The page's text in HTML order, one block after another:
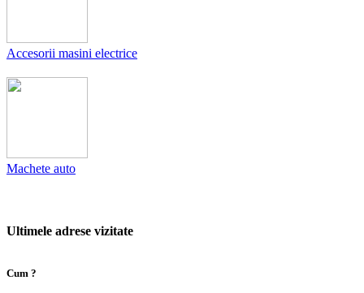
Accesorii masini electrice
Machete auto
Ultimele adrese vizitate
Cum ?